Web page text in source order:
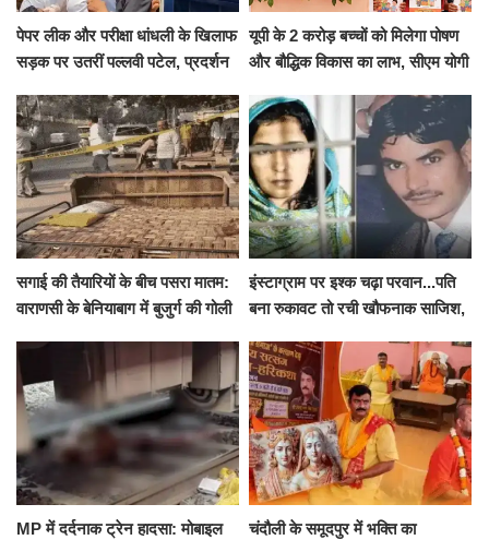
पेपर लीक और परीक्षा धांधली के खिलाफ
सड़क पर उतरीं पल्लवी पटेल, प्रदर्शन
यूपी के 2 करोड़ बच्चों को मिलेगा पोषण
और बौद्धिक विकास का लाभ, सीएम योगी
सगाई की तैयारियों के बीच पसरा मातम:
वाराणसी के बेनियाबाग में बुजुर्ग की गोली
इंस्टाग्राम पर इश्क चढ़ा परवान...पति
बना रुकावट तो रची खौफनाक साजिश,
के घाट
MP में दर्दनाक ट्रेन हादसा: मोबाइल
चंदौली के समूदपुर में भक्ति का